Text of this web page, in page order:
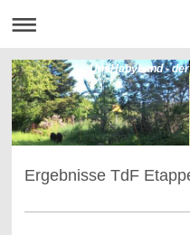
UnsHabyLand -
Ergebnisse TdF